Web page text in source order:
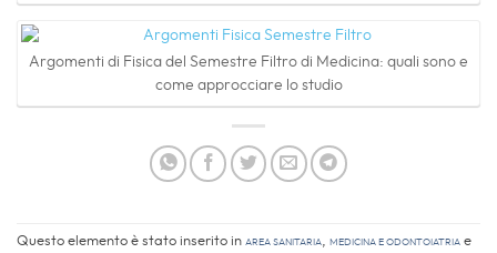
Argomenti di Fisica del Semestre Filtro di Medicina: quali sono e
come approcciare lo studio
Questo elemento è stato inserito in Area sanitaria, Medicina e Odontoiatria e